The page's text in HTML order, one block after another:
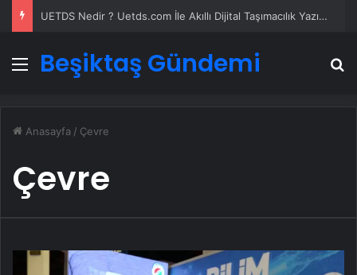
Datahost İle Güvenilir Sunucu Hizmetleri
Menü
Beşiktaş Gündemi
Anasayfa / Çevre
Çevre